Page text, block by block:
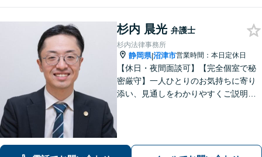
杉内 晨光 弁護士
杉内法律事務所
静岡県|沼津市営業時間：本日定休日
【休日・夜間面談可】【完全個室で秘
密厳守】一人ひとりのお気持ちに寄り
添い、見通しをわかりやすくご説明。